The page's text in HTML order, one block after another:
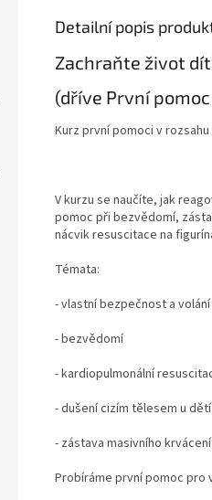
Detailní popis
Zachraňte život
(dříve První
Kurz první pomoci v
V kurzu se naučíte, jak
pomoc při bezvědomí,
nácvik resuscitace na
Témata:
- vlastní bezpečnost a
- bezvědomí
- kardiopulmonální
- dušení cizím tělesem u dětí
- zástava masivního krvácení
Probíráme první pomoc pro